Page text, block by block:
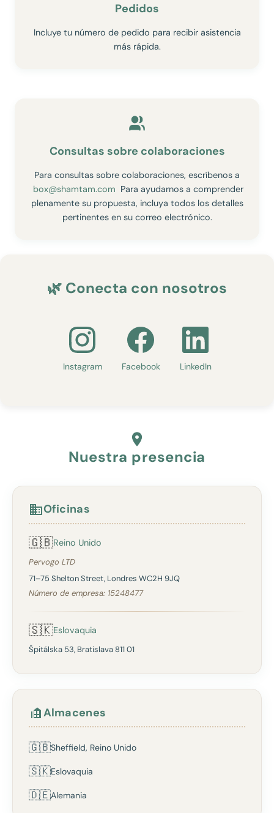
Pedidos
Incluye tu número de pedido para recibir asistencia
más rápida.
Consultas sobre colaboraciones
Para consultas sobre colaboraciones, escríbenos a
box@shamtam.com Para ayudarnos a comprender
plenamente su propuesta, incluya todos los detalles
pertinentes en su correo electrónico.
🌿 Conecta con nosotros
Instagram Facebook LinkedIn
Nuestra presencia
Oficinas
🇬🇧Reino Unido
Pervogo LTD
71–75 Shelton Street, Londres WC2H 9JQ
Número de empresa: 15248477
🇸🇰Eslovaquia
Špitálska 53, Bratislava 811 01
Almacenes
🇬🇧Sheffield, Reino Unido
🇸🇰Eslovaquia
🇩🇪Alemania